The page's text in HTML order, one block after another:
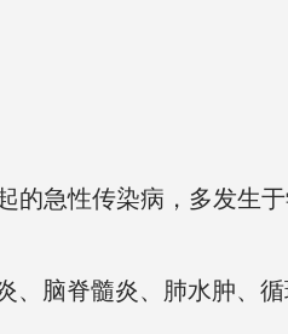
的急性传染病，多发生
、脑脊髓炎、肺水肿、